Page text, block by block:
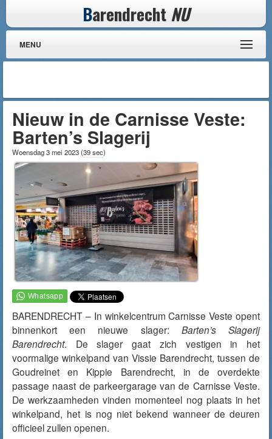
Barendrecht NU
MENU
Nieuw in de Carnisse Veste:
Barten’s Slagerij
Woensdag 3 mei 2023(39 sec)
BARENDRECHT – In winkelcentrum Carnisse Veste opent
binnenkort een nieuwe slager: Barten’s Slagerij
Barendrecht. De slager gaat zich vestigen in het
voormalige winkelpand van Vissie Barendrecht, tussen de
Goudreinet en Kippie Barendrecht, in de overdekte
passage naast de parkeergarage van de Carnisse Veste.
De werkzaamheden vinden momenteel nog plaats in het
winkelpand, het is nog niet bekend wanneer de deuren
officieel zullen openen.